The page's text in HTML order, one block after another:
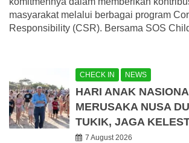
masyarakat melalui berbagai program
Responsibility (CSR). Bersama SOS
CHECK IN NEWS
HARI ANAK
MERUSAKA NUSA
TUKIK, JAGA
7 August 2026